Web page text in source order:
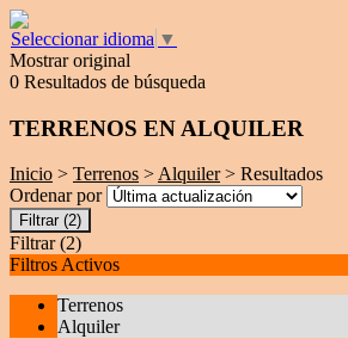
Seleccionar idioma ▼
Mostrar original
0 Resultados de búsqueda
TERRENOS EN ALQUILER
Inicio > Terrenos >Alquiler> Resultados
Ordenar por
Filtrar (2)
Filtrar (2)
Filtros Activos
Terrenos
Alquiler